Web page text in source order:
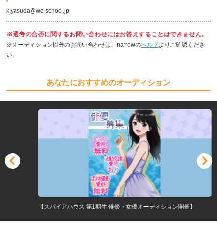
k.yasuda@we-school.jp
※選考の合否に関するお問い合わせにはお答えすることはできません。
※オーディション以外のお問い合わせは、narrowのヘルプよりご確認くださ
い。
あなたにおすすめのオーディション
【スパイアハウス 第1期生 俳優・女優オーディション開催】